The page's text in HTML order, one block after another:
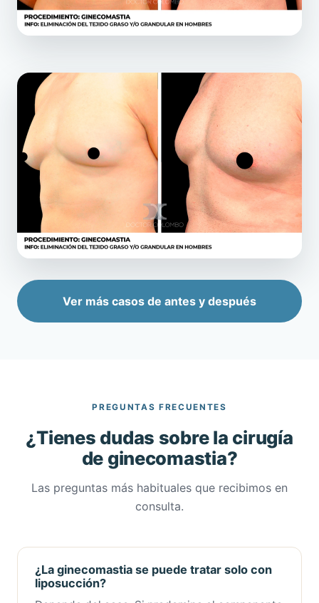
Ver más casos de antes y después
PREGUNTAS FRECUENTES
¿Tienes dudas sobre la cirugía
de ginecomastia?
Las preguntas más habituales que recibimos en
consulta.
¿La ginecomastia se puede tratar solo con
liposucción?